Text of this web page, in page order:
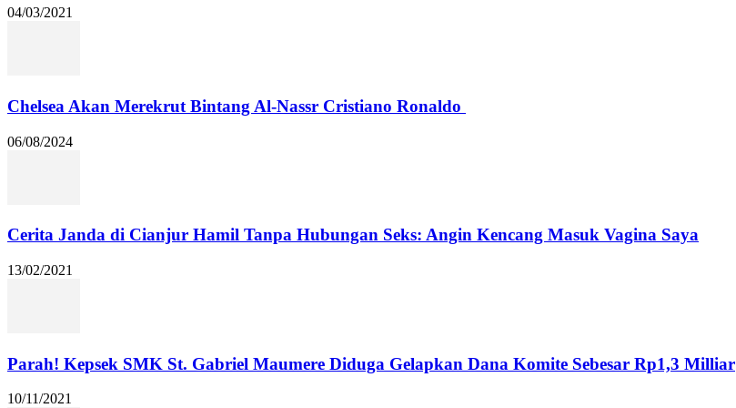
04/03/2021
Chelsea Akan Merekrut Bintang Al-Nassr Cristiano Ronaldo
06/08/2024
Cerita Janda di Cianjur Hamil Tanpa Hubungan Seks: Angin Kencang Masuk Vagina Saya
13/02/2021
Parah! Kepsek SMK St. Gabriel Maumere Diduga Gelapkan Dana Komite Sebesar Rp1,3 Milliar
10/11/2021